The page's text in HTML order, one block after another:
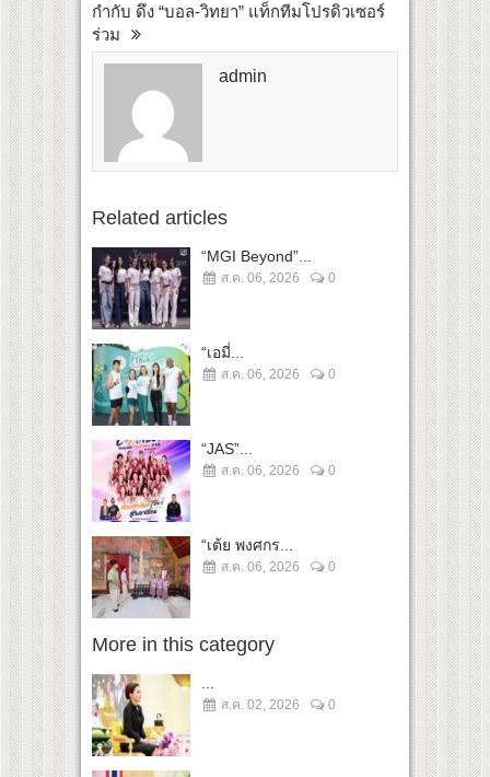
กำกับ ดึง “บอล-วิทยา” แท็กทีมโปรดิวเซอร์
ร่วม
admin
Related articles
“MGI Beyond”...
ส.ค. 06, 2026 0
“เอมี่...
ส.ค. 06, 2026 0
“JAS”...
ส.ค. 06, 2026 0
“เต้ย พงศกร...
ส.ค. 06, 2026 0
More in this category
ส.ค. 02, 2026 0